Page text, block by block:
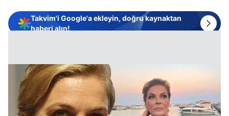
Takvim'i Google'a ekleyin, doğru kaynaktan
haberi alın!